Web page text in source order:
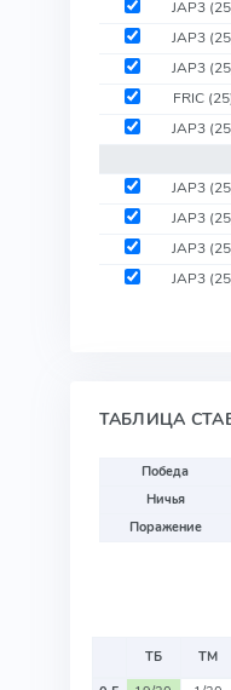
JAP3
JAP3
JAP3
FRIC
JAP3
JAP3
JAP3
JAP3
JAP3
ТАБЛИЦА
Победа
Ничья
Поражение
ТБ
ТМ